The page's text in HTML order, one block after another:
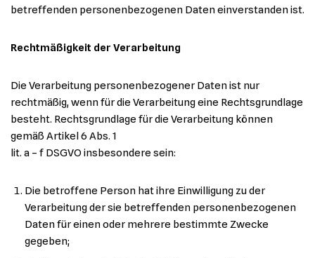
betreffenden personenbezogenen Daten einverstanden ist.
Rechtmäßigkeit der Verarbeitung
Die Verarbeitung personenbezogener Daten ist nur
rechtmäßig, wenn für die Verarbeitung eine Rechtsgrundlage
besteht. Rechtsgrundlage für die Verarbeitung können
gemäß Artikel 6 Abs. 1
lit. a – f DSGVO insbesondere sein:
Die betroffene Person hat ihre Einwilligung zu der
Verarbeitung der sie betreffenden personenbezogenen
Daten für einen oder mehrere bestimmte Zwecke
gegeben;